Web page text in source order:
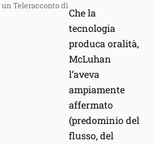
Teleracconto di
Che la
tecnologia
produca oralità,
McLuhan
l’aveva
ampiamente
affermato
(predominio del
flusso, del